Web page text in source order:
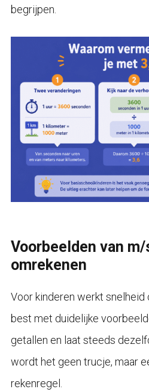
begrijpen.
Voorbeelden van
omrekenen
Voor kinderen werkt snelheid
best met duidelijke
getallen en laat steeds
wordt het geen trucje, maar
rekenregel.